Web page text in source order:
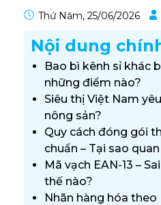
Thứ Năm, 25/06/2026
Nội dung
Bao bì kênh sỉ khác
những điểm nào?
Siêu thị Việt Nam
nông sản?
Quy cách đóng gói
chuẩn – Tại sao
Mã vạch EAN-13 –
thế nào?
Nhãn hàng hóa theo